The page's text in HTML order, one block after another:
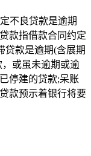
不良贷款是逾期
款指借款合同约定
贷款是逾期(含展期
或虽未逾期或逾
停建的贷款;呆账
款预示着银行将要